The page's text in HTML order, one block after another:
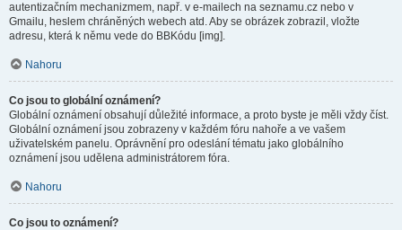
autentizačním mechanizmem, např. v e-mailech na seznamu.cz nebo v
Gmailu, heslem chráněných webech atd. Aby se obrázek zobrazil, vložte
adresu, která k němu vede do BBKódu [img].
Nahoru
Co jsou to globální oznámení?
Globální oznámení obsahují důležité informace, a proto byste je měli vždy číst.
Globální oznámení jsou zobrazeny v každém fóru nahoře a ve vašem
uživatelském panelu. Oprávnění pro odeslání tématu jako globálního
oznámení jsou udělena administrátorem fóra.
Nahoru
Co jsou to oznámení?